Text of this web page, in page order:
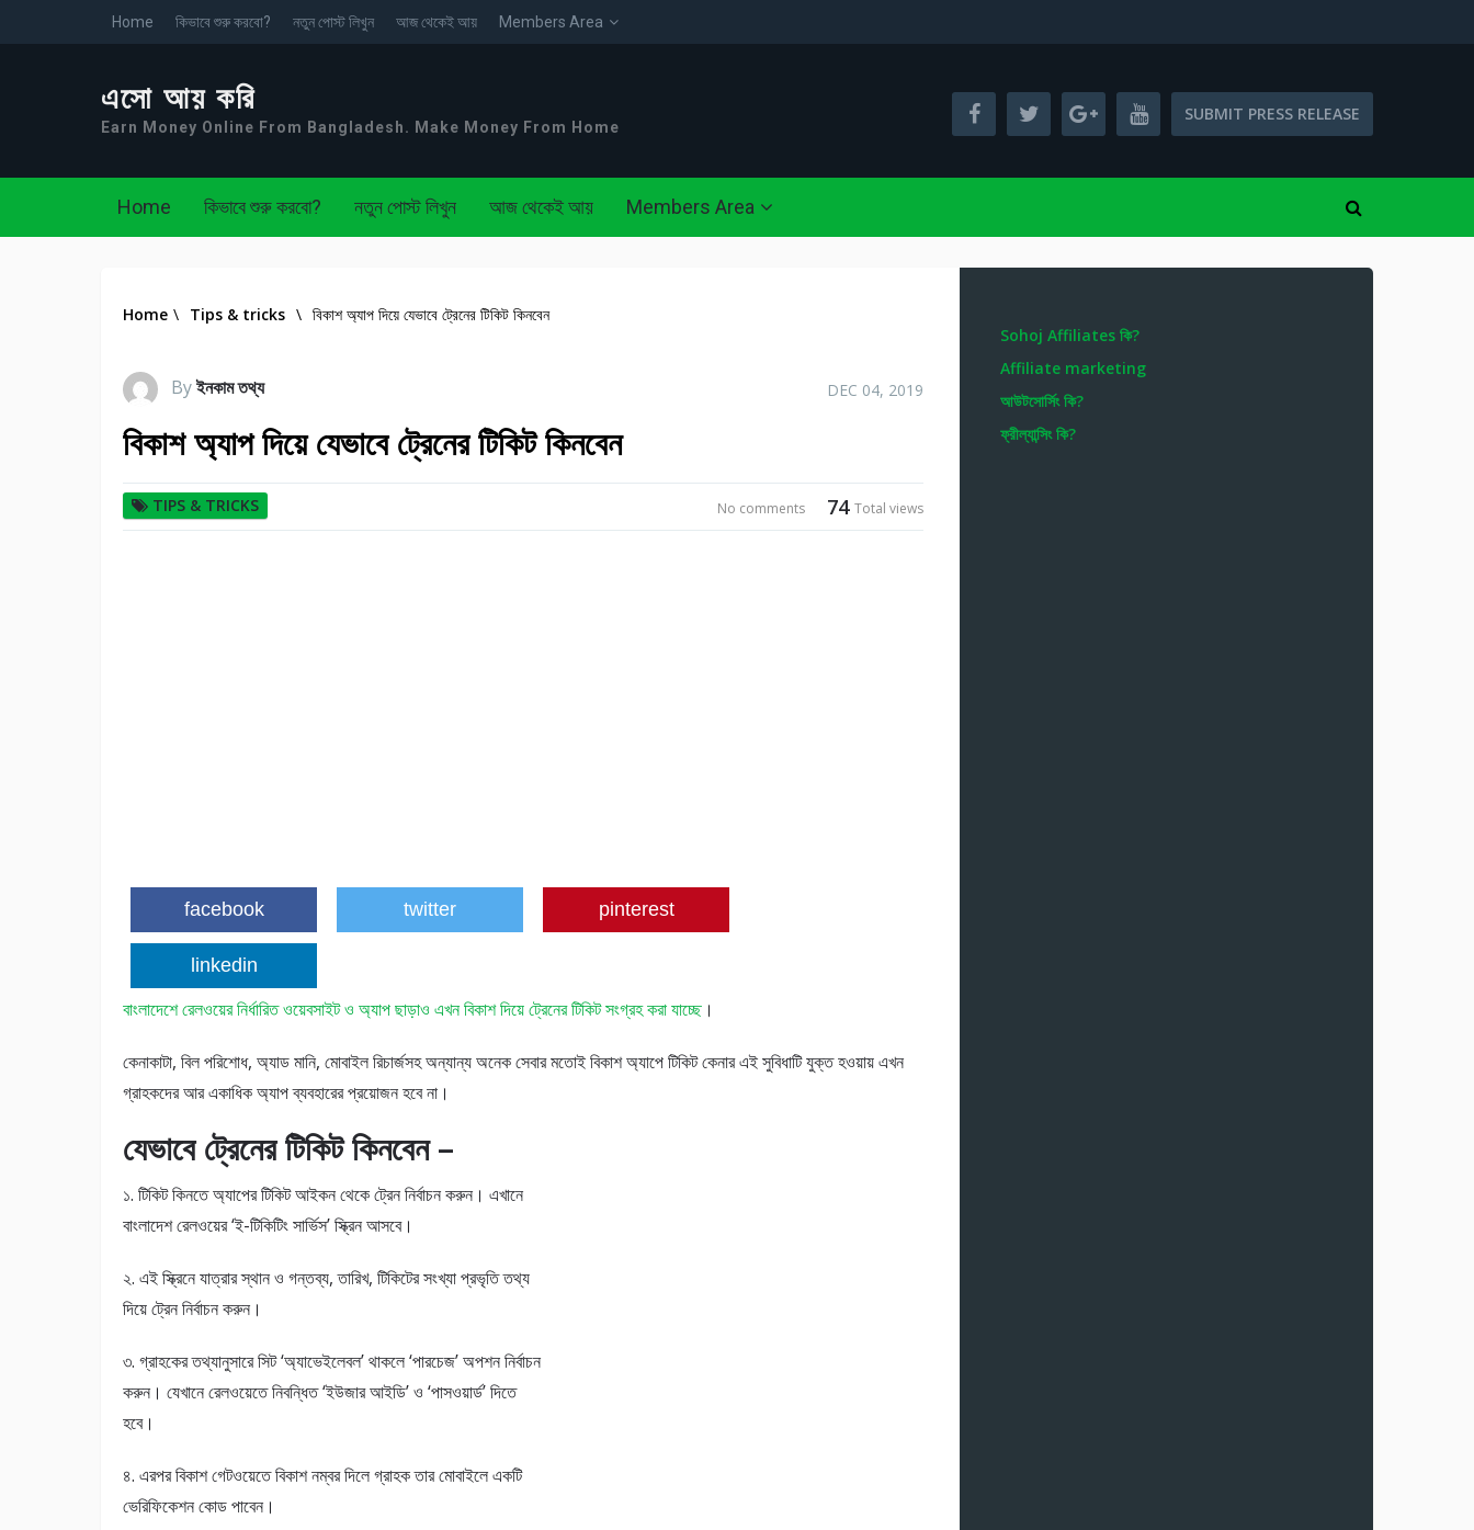
Home কিভাবে শুরু করবো? নতুন পোস্ট লিখুন আজ থেকেই আয় Members Area
এসো আয় করি
Earn Money Online From Bangladesh. Make Money From Home
SUBMIT PRESS RELEASE
Home কিভাবে শুরু করবো? নতুন পোস্ট লিখুন আজ থেকেই আয় Members Area
Home \ Tips & tricks \ বিকাশ অ্যাপ দিয়ে যেভাবে ট্রেনের টিকিট কিনবেন
Byইনকাম তথ্য DEC 04, 2019
বিকাশ অ্যাপ দিয়ে যেভাবে ট্রেনের টিকিট কিনবেন
TIPS & TRICKS 74 Total views
No comments
facebook twitter pinterest
linkedin
বাংলাদেশে রেলওয়ের নির্ধারিত ওয়েবসাইট ও অ্যাপ ছাড়াও এখন বিকাশ দিয়ে ট্রেনের টিকিট সংগ্রহ করা যাচ্ছে ।
কেনাকাটা, বিল পরিশোধ, অ্যাড মানি, মোবাইল রিচার্জসহ অন্যান্য অনেক সেবার মতোই বিকাশ অ্যাপে টিকিট কেনার এই সুবিধাটি যুক্ত হওয়ায় এখন
গ্রাহকদের আর একাধিক অ্যাপ ব্যবহারের প্রয়োজন হবে না।
যেভাবে ট্রেনের টিকিট কিনবেন –
১. টিকিট কিনতে অ্যাপের টিকিট আইকন থেকে ট্রেন নির্বাচন করুন। এখানে
বাংলাদেশ রেলওয়ের ‘ই-টিকিটিং সার্ভিস’ স্ক্রিন আসবে।
২. এই স্ক্রিনে যাত্রার স্থান ও গন্তব্য, তারিখ, টিকিটের সংখ্যা প্রভৃতি তথ্য
দিয়ে ট্রেন নির্বাচন করুন।
৩. গ্রাহকের তথ্যানুসারে সিট ‘অ্যাভেইলেবল’ থাকলে ‘পারচেজ’ অপশন নির্বাচন
করুন। যেখানে রেলওয়েতে নিবন্ধিত ‘ইউজার আইডি’ ও ‘পাসওয়ার্ড’ দিতে
হবে।
৪. এরপর বিকাশ গেটওয়েতে বিকাশ নম্বর দিলে গ্রাহক তার মোবাইলে একটি
ভেরিফিকেশন কোড পাবেন।
Sohoj Affiliates কি?
Affiliate marketing
আউটসোর্সিং কি?
ফ্রীল্যান্সিং কি?